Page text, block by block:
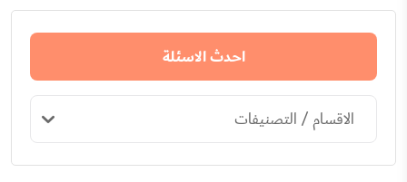
احدث الاسئلة
الاقسام / التصنيفات